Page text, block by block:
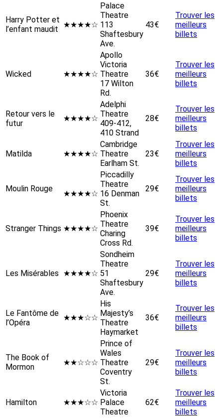
Harry Potter et
l’enfant maudit
★★★★☆
Palace
Theatre
113
Shaftesbury
Ave.
43€
Trouver les
meilleurs
billets
Wicked ★★★★☆
Apollo
Victoria
Theatre
17 Wilton
Rd.
36€
Trouver les
meilleurs
billets
Retour vers le
futur
★★★★☆
Adelphi
Theatre
409-412,
410 Strand
28€
Trouver les
meilleurs
billets
Matilda ★★★★☆
Cambridge
Theatre
Earlham St.
23€
Trouver les
meilleurs
billets
Moulin Rouge
★★★★☆
Piccadilly
Theatre
16 Denman
St.
29€
Trouver les
meilleurs
billets
Stranger Things ★★★★☆
Phoenix
Theatre
Charing
Cross Rd.
39€
Trouver les
meilleurs
billets
Les Misérables ★★★★☆
Sondheim
Theatre
51
Shaftesbury
Ave.
29€
Trouver les
meilleurs
billets
Le Fantôme de
l’Opéra
★★★☆☆
His
Majesty’s
Theatre
Haymarket
36€
Trouver les
meilleurs
billets
The Book of
Mormon
★★☆☆☆
Prince of
Wales
Theatre
Coventry
St.
29€
Trouver les
meilleurs
billets
Hamilton ★★★☆☆
Victoria
Palace
Theatre
62€
Trouver les
meilleurs
billets